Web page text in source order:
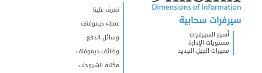
سيرفرات سحابية
أسرع السيرفرات
مستويات الإدارة
مميزات الجيل الجديد
تعرف علينا
عملاء ديموفنف
وسائل الدفع
وظائف ديموفنف
مكتبة الشروحات